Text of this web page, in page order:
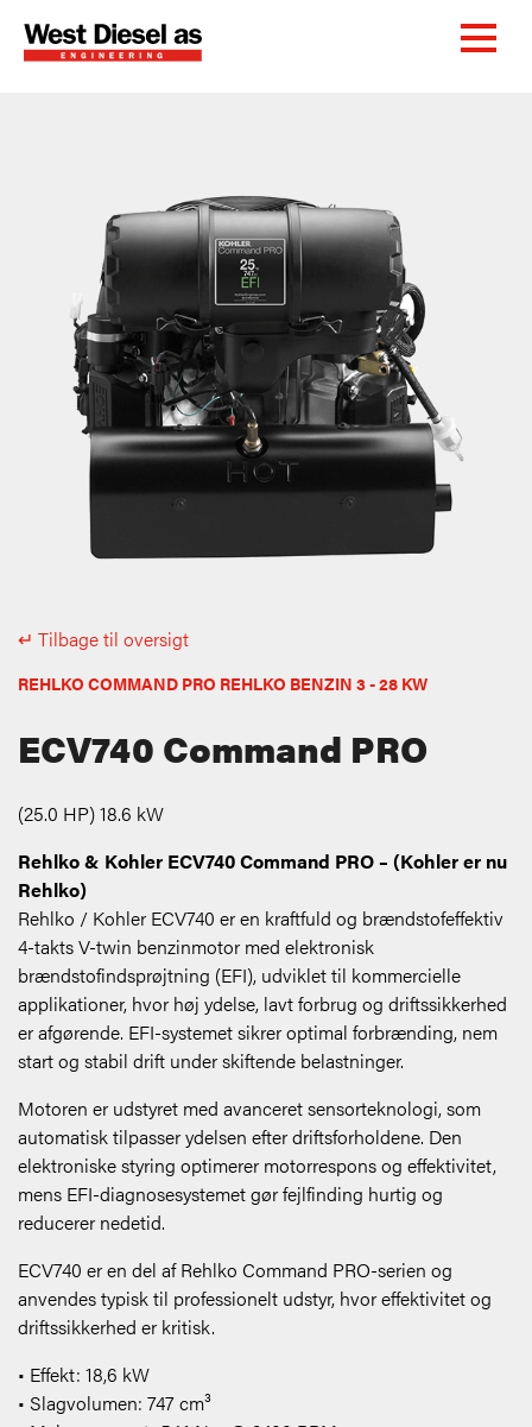
↵ Tilbage til oversigt
REHLKO COMMAND PRO REHLKO BENZIN 3 - 28 KW
ECV740 Command PRO
(25.0 HP) 18.6 kW
Rehlko & Kohler ECV740 Command PRO – (Kohler er nu
Rehlko)
Rehlko / Kohler ECV740 er en kraftfuld og brændstofeffektiv
4-takts V-twin benzinmotor med elektronisk
brændstofindsprøjtning (EFI), udviklet til kommercielle
applikationer, hvor høj ydelse, lavt forbrug og driftssikkerhed
er afgørende. EFI-systemet sikrer optimal forbrænding, nem
start og stabil drift under skiftende belastninger.
Motoren er udstyret med avanceret sensorteknologi, som
automatisk tilpasser ydelsen efter driftsforholdene. Den
elektroniske styring optimerer motorrespons og effektivitet,
mens EFI-diagnosesystemet gør fejlfinding hurtig og
reducerer nedetid.
ECV740 er en del af Rehlko Command PRO-serien og
anvendes typisk til professionelt udstyr, hvor effektivitet og
driftssikkerhed er kritisk.
• Effekt: 18,6 kW
• Slagvolumen: 747 cm³